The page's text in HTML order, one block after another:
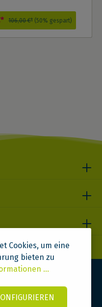
106,00 €* (50% gespart)
Cookies, um eine
bieten zu
...